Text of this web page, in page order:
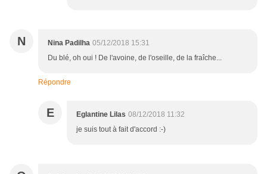
N Nina Padilha 05/12/2018 15:31
Du blé, oh oui ! De l'avoine, de l'oseille, de la fraîche...
Répondre
E Eglantine Lilas 08/12/2018 11:32
je suis tout à fait d'accord :-)